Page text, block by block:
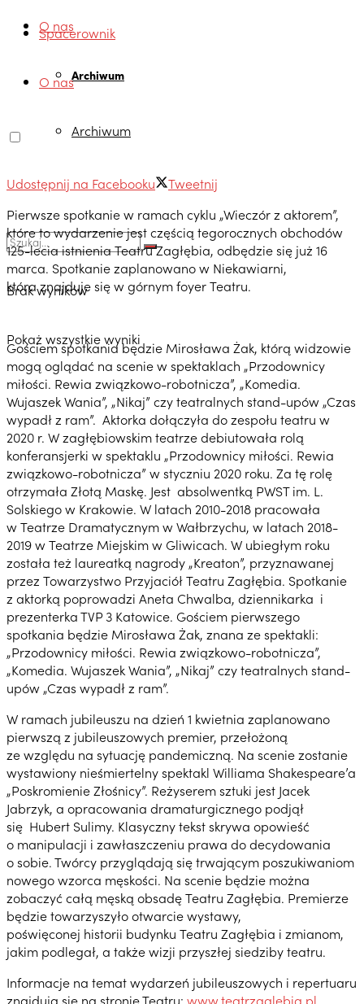
O nas
Archiwum
Spacerownik
O nas
Archiwum
Brak wyników
Pokaż wszystkie wyniki
Udostępnij na Facebooku
Tweetnij
Pierwsze spotkanie w ramach cyklu „Wieczór z aktorem”,
które to wydarzenie jest częścią tegorocznych obchodów
125-lecia istnienia Teatru Zagłębia, odbędzie się już 16
marca. Spotkanie zaplanowano w Niekawiarni,
która znajduje się w górnym foyer Teatru.
Gościem spotkania będzie Mirosława Żak, którą widzowie
mogą oglądać na scenie w spektaklach „Przodownicy
miłości. Rewia związkowo-robotnicza”, „Komedia.
Wujaszek Wania”, „Nikaj” czy teatralnych stand-upów „Czas
wypadł z ram”. Aktorka dołączyła do zespołu teatru w
2020 r. W zagłębiowskim teatrze debiutowała rolą
konferansjerki w spektaklu „Przodownicy miłości. Rewia
związkowo-robotnicza” w styczniu 2020 roku. Za tę rolę
otrzymała Złotą Maskę. Jest absolwentką PWST im. L.
Solskiego w Krakowie. W latach 2010-2018 pracowała
w Teatrze Dramatycznym w Wałbrzychu, w latach 2018-
2019 w Teatrze Miejskim w Gliwicach. W ubiegłym roku
została też laureatką nagrody „Kreaton”, przyznawanej
przez Towarzystwo Przyjaciół Teatru Zagłębia. Spotkanie
z aktorką poprowadzi Aneta Chwalba, dziennikarka i
prezenterka TVP 3 Katowice. Gościem pierwszego
spotkania będzie Mirosława Żak, znana ze spektakli:
„Przodownicy miłości. Rewia związkowo-robotnicza”,
„Komedia. Wujaszek Wania”, „Nikaj” czy teatralnych stand-
upów „Czas wypadł z ram”.
W ramach jubileuszu na dzień 1 kwietnia zaplanowano
pierwszą z jubileuszowych premier, przełożoną
ze względu na sytuację pandemiczną. Na scenie zostanie
wystawiony nieśmiertelny spektakl Williama Shakespeare’a
„Poskromienie Złośnicy”. Reżyserem sztuki jest Jacek
Jabrzyk, a opracowania dramaturgicznego podjął
się Hubert Sulimy. Klasyczny tekst skrywa opowieść
o manipulacji i zawłaszczeniu prawa do decydowania
o sobie. Twórcy przyglądają się trwającym poszukiwaniom
nowego wzorca męskości. Na scenie będzie można
zobaczyć całą męską obsadę Teatru Zagłębia. Premierze
będzie towarzyszyło otwarcie wystawy,
poświęconej historii budynku Teatru Zagłębia i zmianom,
jakim podlegał, a także wizji przyszłej siedziby teatru.
Informacje na temat wydarzeń jubileuszowych i repertuaru
znajdują się na stronie Teatru: www.teatrzaglebia.pl